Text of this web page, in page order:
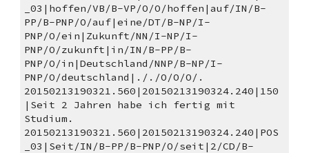
_03|hoffen/VB/B-VP/O/O/hoffen|auf/IN/B-
PP/B-PNP/O/auf|eine/DT/B-NP/I-
PNP/O/ein|Zukunft/NN/I-NP/I-
PNP/O/zukunft|in/IN/B-PP/B-
PNP/O/in|Deutschland/NNP/B-NP/I-
PNP/O/deutschland|././O/O/O/.
20150213190321.560|20150213190324.240|150
|Seit 2 Jahren habe ich fertig mit
Studium.
20150213190321.560|20150213190324.240|POS
_03|Seit/IN/B-PP/B-PNP/O/seit|2/CD/B-